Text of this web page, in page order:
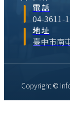
電話
04-3611-
地址
臺中市南
Copyright ©